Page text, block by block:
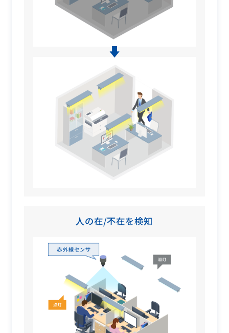
人の在/不在を検知